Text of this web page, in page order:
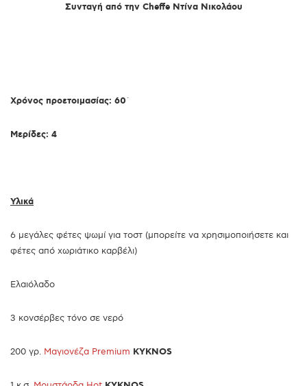
Συνταγή από την Cheffe Ντίνα Νικολάου
Xρόνος προετοιμασίας: 60´
Μερίδες: 4
Υλικά
6 μεγάλες φέτες ψωμί για τοστ (μπορείτε να χρησιμοποιήσετε και
φέτες από χωριάτικο καρβέλι)
Ελαιόλαδο
3 κονσέρβες τόνο σε νερό
200 γρ. Μαγιονέζα Premium KYKNOS